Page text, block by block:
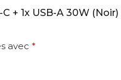
+ 1x USB-A 30W (Noir)
avec *